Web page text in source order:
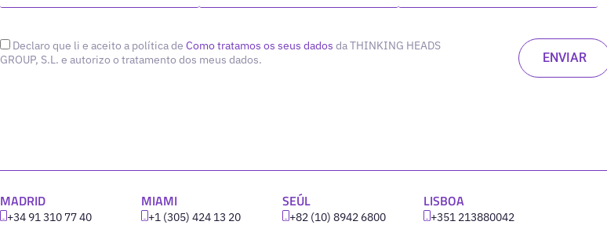
Declaro que li e aceito a política de Como tratamos os seus dados da THINKING HEADS
GROUP, S.L. e autorizo o tratamento dos meus dados.
MADRID
+34 91 310 77 40
MIAMI
+1 (305) 424 13 20
SEÚL
+82 (10) 8942 6800
LISBOA
‪+351 213880042